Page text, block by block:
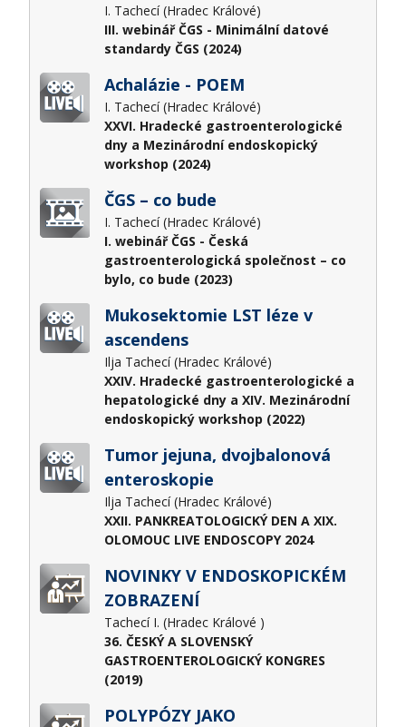
I. Tachecí (Hradec Králové)
III. webinář ČGS - Minimální datové
standardy ČGS (2024)
Achalázie - POEM
I. Tachecí (Hradec Králové)
XXVI. Hradecké gastroenterologické
dny a Mezinárodní endoskopický
workshop (2024)
ČGS – co bude
I. Tachecí (Hradec Králové)
I. webinář ČGS - Česká
gastroenterologická společnost – co
bylo, co bude (2023)
Mukosektomie LST léze v
ascendens
Ilja Tachecí (Hradec Králové)
XXIV. Hradecké gastroenterologické a
hepatologické dny a XIV. Mezinárodní
endoskopický workshop (2022)
Tumor jejuna, dvojbalonová
enteroskopie
Ilja Tachecí (Hradec Králové)
XXII. PANKREATOLOGICKÝ DEN A XIX.
OLOMOUC LIVE ENDOSCOPY 2024
NOVINKY V ENDOSKOPICKÉM
ZOBRAZENÍ
Tachecí I. (Hradec Králové )
36. ČESKÝ A SLOVENSKÝ
GASTROENTEROLOGICKÝ KONGRES
(2019)
POLYPÓZY JAKO